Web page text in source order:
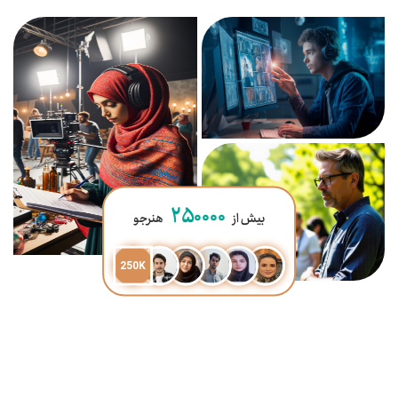
بیش از ۲۵۰۰۰۰ هنرجو
250K